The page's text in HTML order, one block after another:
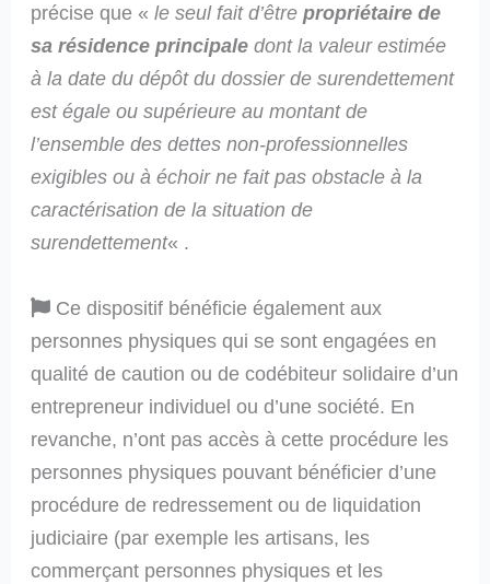
précise que «le seul fait d’êtrepropriétaire de
sa résidence principale dont la valeur estimée
à la date du dépôt du dossier de surendettement
est égale ou supérieure au montant de
l’ensemble des dettes non-professionnelles
exigibles ou à échoir ne fait pas obstacle à la
caractérisation de la situation de
surendettement« .
Ce dispositif bénéficie également aux
personnes physiques qui se sont engagées en
qualité de caution ou de codébiteur solidaire d’un
entrepreneur individuel ou d’une société. En
revanche, n’ont pas accès à cette procédure les
personnes physiques pouvant bénéficier d’une
procédure de redressement ou de liquidation
judiciaire (par exemple les artisans, les
commerçant personnes physiques et les